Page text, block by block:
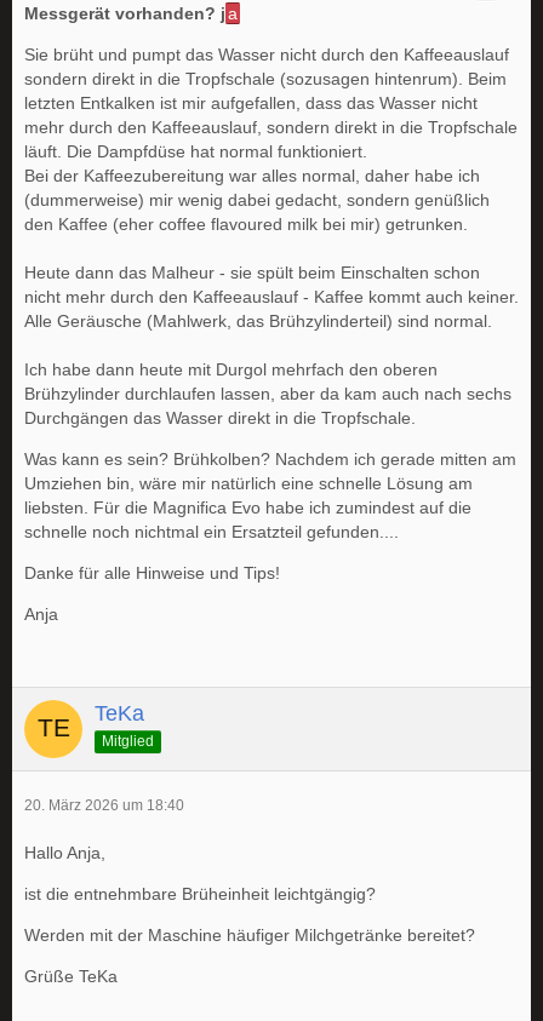
Messgerät vorhanden? ja
Sie brüht und pumpt das Wasser nicht durch den Kaffeeauslauf
sondern direkt in die Tropfschale (sozusagen hintenrum). Beim
letzten Entkalken ist mir aufgefallen, dass das Wasser nicht
mehr durch den Kaffeeauslauf, sondern direkt in die Tropfschale
läuft. Die Dampfdüse hat normal funktioniert.
Bei der Kaffeezubereitung war alles normal, daher habe ich
(dummerweise) mir wenig dabei gedacht, sondern genüßlich
den Kaffee (eher coffee flavoured milk bei mir) getrunken.
Heute dann das Malheur - sie spült beim Einschalten schon
nicht mehr durch den Kaffeeauslauf - Kaffee kommt auch keiner.
Alle Geräusche (Mahlwerk, das Brühzylinderteil) sind normal.
Ich habe dann heute mit Durgol mehrfach den oberen
Brühzylinder durchlaufen lassen, aber da kam auch nach sechs
Durchgängen das Wasser direkt in die Tropfschale.
Was kann es sein? Brühkolben? Nachdem ich gerade mitten am
Umziehen bin, wäre mir natürlich eine schnelle Lösung am
liebsten. Für die Magnifica Evo habe ich zumindest auf die
schnelle noch nichtmal ein Ersatzteil gefunden....
Danke für alle Hinweise und Tips!
Anja
TeKa
Mitglied
20. März 2026 um 18:40
Hallo Anja,
ist die entnehmbare Brüheinheit leichtgängig?
Werden mit der Maschine häufiger Milchgetränke bereitet?
Grüße TeKa